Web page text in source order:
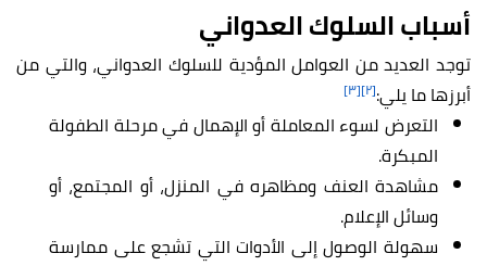
أسباب السلوك العدواني
توجد العديد من العوامل المؤدية للسلوك العدواني، والتي من
أبرزها ما يلي:[٢] [٣]
التعرض لسوء المعاملة أو الإهمال في مرحلة الطفولة
المبكرة.
مشاهدة العنف ومظاهره في المنزل، أو المجتمع، أو
وسائل الإعلام.
سهولة الوصول إلى الأدوات التي تشجع على ممارسة